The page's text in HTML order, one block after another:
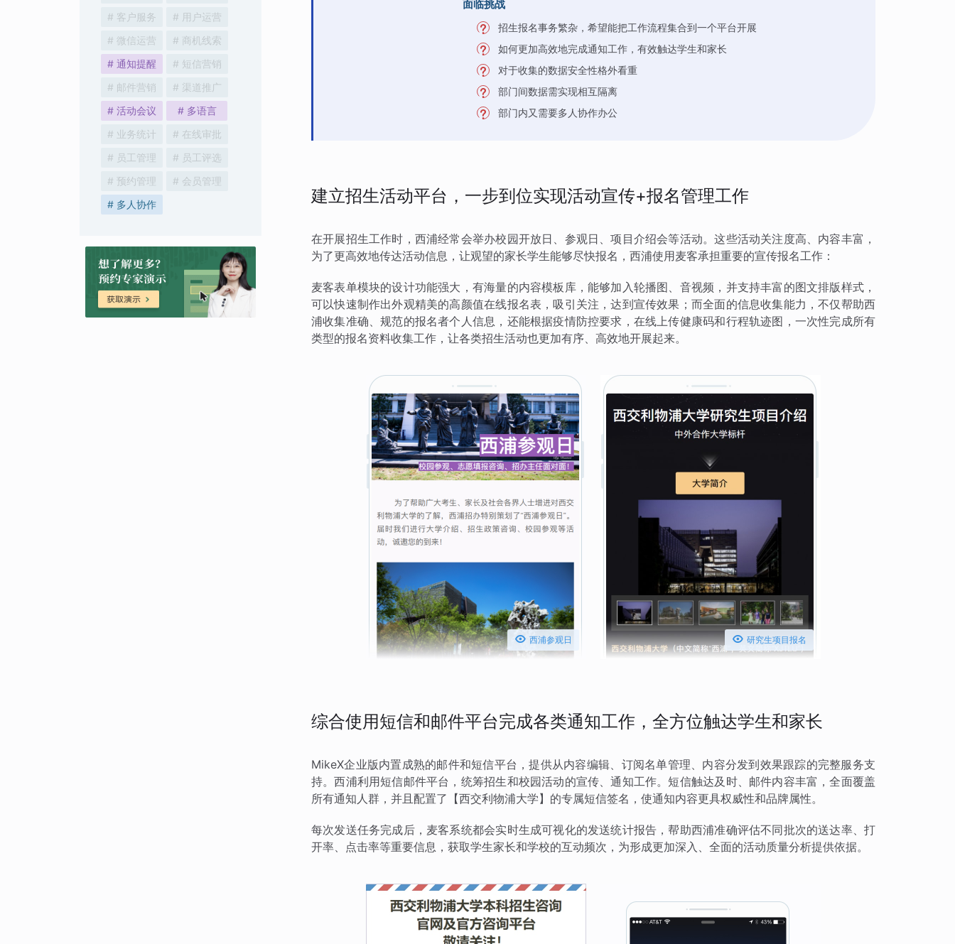
# 客户服务
# 用户运营
# 微信运营
# 商机线索
# 通知提醒
# 短信营销
# 邮件营销
# 渠道推广
# 活动会议
# 多语言
# 业务统计
# 在线审批
# 员工管理
# 员工评选
# 预约管理
# 会员管理
# 多人协作
面临挑战
招生报名事务繁杂，希望能把工作流程集合到一个平台开展
如何更加高效地完成通知工作，有效触达学生和家长
对于收集的数据安全性格外看重
部门间数据需实现相互隔离
部门内又需要多人协作办公
建立招生活动平台，一步到位实现活动宣传+报名管理工作
在开展招生工作时，西浦经常会举办校园开放日、参观日、项目介绍会等活动。这些活动关注度高、内容丰富，
为了更高效地传达活动信息，让观望的家长学生能够尽快报名，西浦使用麦客承担重要的宣传报名工作：
麦客表单模块的设计功能强大，有海量的内容模板库，能够加入轮播图、音视频，并支持丰富的图文排版样式，
可以快速制作出外观精美的高颜值在线报名表，吸引关注，达到宣传效果；而全面的信息收集能力，不仅帮助西
浦收集准确、规范的报名者个人信息，还能根据疫情防控要求，在线上传健康码和行程轨迹图，一次性完成所有
类型的报名资料收集工作，让各类招生活动也更加有序、高效地开展起来。
 西浦参观日  研究生项目报名
综合使用短信和邮件平台完成各类通知工作，全方位触达学生和家长
MikeX企业版内置成熟的邮件和短信平台，提供从内容编辑、订阅名单管理、内容分发到效果跟踪的完整服务支
持。西浦利用短信邮件平台，统筹招生和校园活动的宣传、通知工作。短信触达及时、邮件内容丰富，全面覆盖
所有通知人群，并且配置了【西交利物浦大学】的专属短信签名，使通知内容更具权威性和品牌属性。
每次发送任务完成后，麦客系统都会实时生成可视化的发送统计报告，帮助西浦准确评估不同批次的送达率、打
开率、点击率等重要信息，获取学生家长和学校的互动频次，为形成更加深入、全面的活动质量分析提供依据。